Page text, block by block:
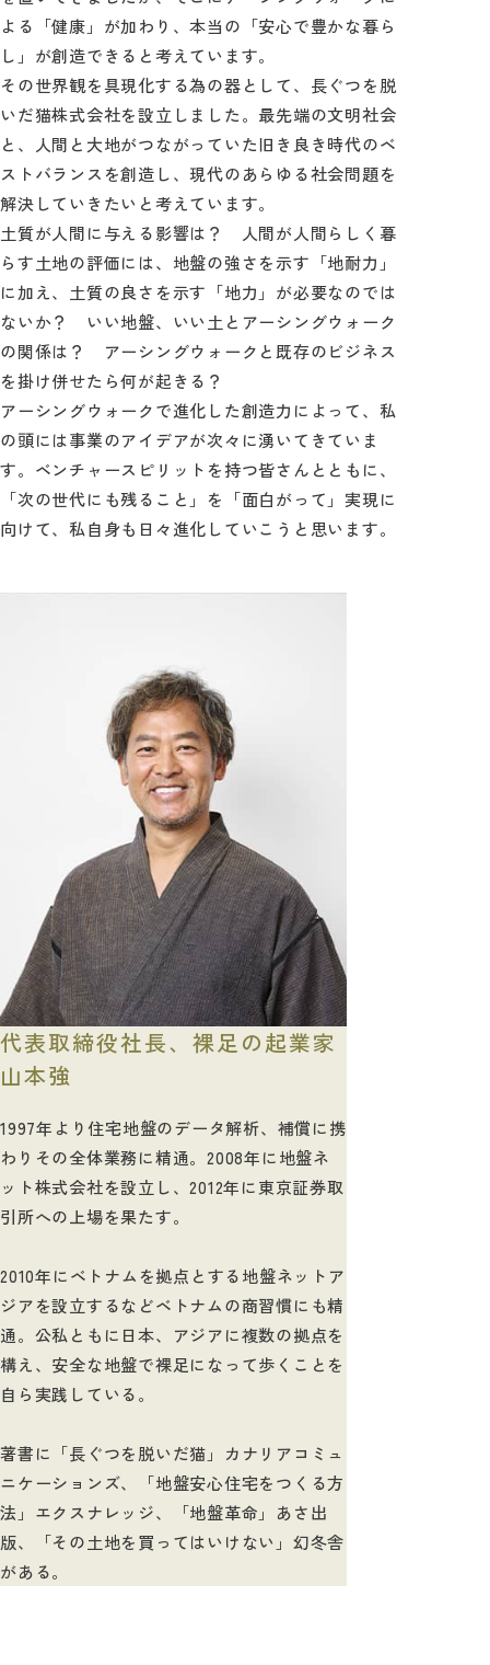
よる「健康」が加わり、本当の「安心で豊かな暮ら
し」が創造できると考えています。
その世界観を具現化する為の器として、長ぐつを脱
いだ猫株式会社を設立しました。最先端の文明社会
と、人間と大地がつながっていた旧き良き時代のベ
ストバランスを創造し、現代のあらゆる社会問題を
解決していきたいと考えています。
土質が人間に与える影響は？ 人間が人間らしく暮
らす土地の評価には、地盤の強さを示す「地耐力」
に加え、土質の良さを示す「地力」が必要なのでは
ないか？ いい地盤、いい土とアーシングウォーク
の関係は？ アーシングウォークと既存のビジネス
を掛け併せたら何が起きる？
アーシングウォークで進化した創造力によって、私
の頭には事業のアイデアが次々に湧いてきていま
す。ベンチャースピリットを持つ皆さんとともに、
「次の世代にも残ること」を「面白がって」実現に
向けて、私自身も日々進化していこうと思います。
代表取締役社長、裸足の起業家
山本強
1997年より住宅地盤のデータ解析、補償に携
わりその全体業務に精通。2008年に地盤ネ
ット株式会社を設立し、2012年に東京証券取
引所への上場を果たす。
2010年にベトナムを拠点とする地盤ネットア
ジアを設立するなどベトナムの商習慣にも精
通。公私ともに日本、アジアに複数の拠点を
構え、安全な地盤で裸足になって歩くことを
自ら実践している。
著書に「長ぐつを脱いだ猫」カナリアコミュ
ニケーションズ、「地盤安心住宅をつくる方
法」エクスナレッジ、「地盤革命」あさ出
版、「その土地を買ってはいけない」幻冬舎
がある。